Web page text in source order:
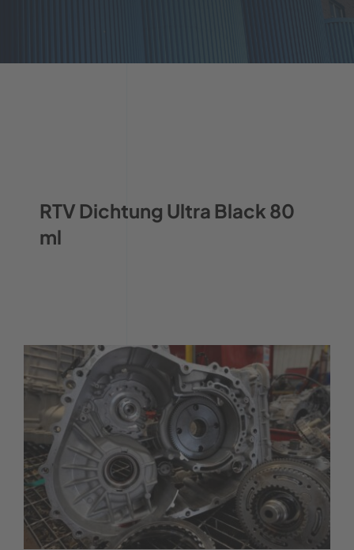
RTV Dichtung Ultra Black 80
ml